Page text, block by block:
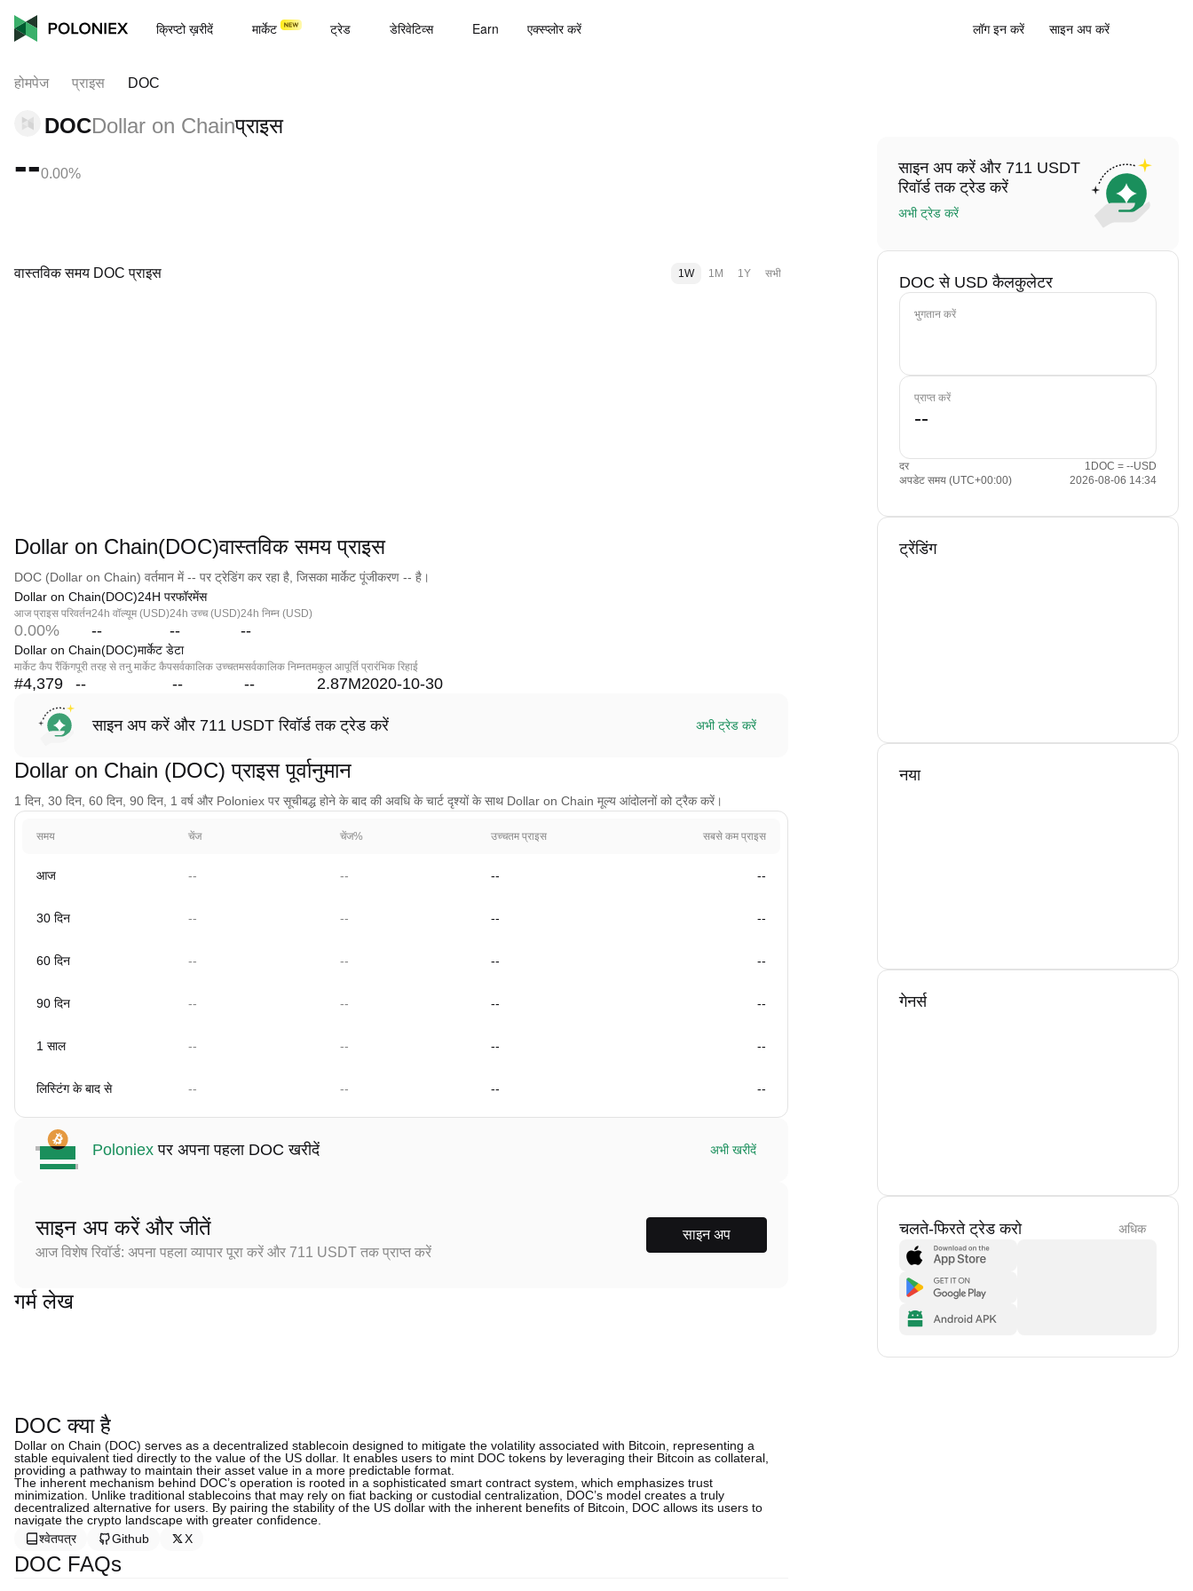
क्रिप्टो ख़रीदें मार्केट ट्रेड डेरिवेटिव्स Earn एक्स्प्लोर करें लॉग इन करें साइन अप करें
होमपेज प्राइस DOC
DOCDollar on Chainप्राइस
--0.00%
वास्तविक समय DOC प्राइस 1W 1M 1Y सभी
Dollar on Chain(DOC)वास्तविक समय प्राइस
DOC (Dollar on Chain) वर्तमान में -- पर ट्रेडिंग कर रहा है, जिसका मार्केट पूंजीकरण -- है।
Dollar on Chain(DOC)24H परफॉरमेंस
आज प्राइस परिवर्तन
0.00%
24h वॉल्यूम (USD)
--
24h उच्च (USD)
--
24h निम्न (USD)
--
Dollar on Chain(DOC)मार्केट डेटा
मार्केट कैप रैंकिंग
#4,379
पूरी तरह से तनु मार्केट कैप
--
सर्वकालिक उच्चतम
--
सर्वकालिक निम्नतम
--
कुल आपूर्ति
2.87M
प्रारंभिक रिहाई
2020-10-30
साइन अप करें और 711 USDT रिवॉर्ड तक ट्रेड करें अभी ट्रेड करें
Dollar on Chain (DOC) प्राइस पूर्वानुमान
1 दिन, 30 दिन, 60 दिन, 90 दिन, 1 वर्ष और Poloniex पर सूचीबद्ध होने के बाद की अवधि के चार्ट दृश्यों के साथ Dollar on Chain मूल्य आंदोलनों को ट्रैक करें।
समय चेंज चेंज% उच्चतम प्राइस सबसे कम प्राइस
आज -- -- -- --
30 दिन -- -- -- --
60 दिन -- -- -- --
90 दिन -- -- -- --
1 साल -- -- -- --
लिस्टिंग के बाद से -- -- -- --
Poloniex पर अपना पहला DOC खरीदें अभी खरीदें
साइन अप करें और जीतें
आज विशेष रिवॉर्ड: अपना पहला व्यापार पूरा करें और 711 USDT तक प्राप्त करें
साइन अप
गर्म लेख
DOC क्या है
Dollar on Chain (DOC) serves as a decentralized stablecoin designed to mitigate the volatility associated with Bitcoin, representing a
stable equivalent tied directly to the value of the US dollar. It enables users to mint DOC tokens by leveraging their Bitcoin as collateral,
providing a pathway to maintain their asset value in a more predictable format.
The inherent mechanism behind DOC’s operation is rooted in a sophisticated smart contract system, which emphasizes trust
minimization. Unlike traditional stablecoins that may rely on fiat backing or custodial centralization, DOC’s model creates a truly
decentralized alternative for users. By pairing the stability of the US dollar with the inherent benefits of Bitcoin, DOC allows its users to
navigate the crypto landscape with greater confidence.
श्वेतपत्र
Github X
DOC FAQs
साइन अप करें और 711 USDT
रिवॉर्ड तक ट्रेड करें
अभी ट्रेड करें
DOC से USD कैलकुलेटर
भुगतान करें
प्राप्त करें
दर
1DOC = --USD
अपडेट समय (UTC+00:00)
2026-08-06 14:34
ट्रेंडिंग
नया
गेनर्स
चलते-फिरते ट्रेड करो अधिक